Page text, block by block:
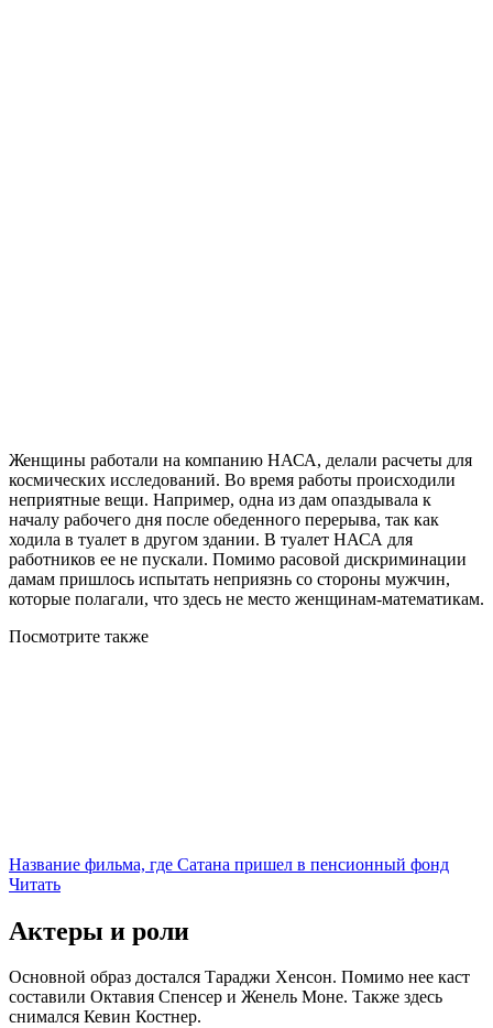
Женщины работали на компанию НАСА, делали расчеты для
космических исследований. Во время работы происходили
неприятные вещи. Например, одна из дам опаздывала к
началу рабочего дня после обеденного перерыва, так как
ходила в туалет в другом здании. В туалет НАСА для
работников ее не пускали. Помимо расовой дискриминации
дамам пришлось испытать неприязнь со стороны мужчин,
которые полагали, что здесь не место женщинам-математикам.
Посмотрите также
Название фильма, где Сатана пришел в пенсионный фонд
Читать
Актеры и роли
Основной образ достался Тараджи Хенсон. Помимо нее каст
составили Октавия Спенсер и Женель Моне. Также здесь
снимался Кевин Костнер.